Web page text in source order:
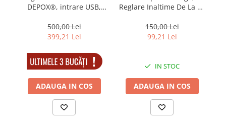
DEPOX®, intrare USB,
partitura inclus, negru
500,00 Lei
399,21 Lei
IN STOC
ADAUGA IN COS
Reglare Inaltime De La 65
Rezistenta, Negru
150,00 Lei
99,21 Lei
IN STOC
ADAUGA IN COS